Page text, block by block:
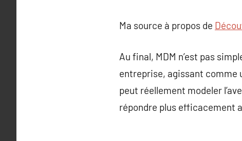
Ma source à propos de
Au final, MDM n’est pas
entreprise, agissant comme
peut réellement modeler
répondre plus efficacement